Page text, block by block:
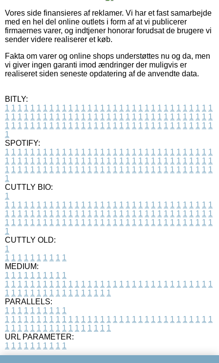
Vores side finansieres af reklamer. Vi har et fast samarbejde
med en hel del online outlets i form af at vi publicerer
firmaernes varer, og indtjener honorar forudsat de brugere vi
sender videre realiserer et køb.
Fakta om varer og online shops understøttes nu og da, men
vi giver ingen garanti imod ændringer der muligvis er
realiseret siden seneste opdatering af de anvendte data.
BITLY:
1 1 1 1 1 1 1 1 1 1 1 1 1 1 1 1 1 1 1 1 1 1 1 1 1 1 1 1 1 1 1 1 1
1 1 1 1 1 1 1 1 1 1 1 1 1 1 1 1 1 1 1 1 1 1 1 1 1 1 1 1 1 1 1 1 1
1 1 1 1 1 1 1 1 1 1 1 1 1 1 1 1 1 1 1 1 1 1 1 1 1 1 1 1 1 1 1 1 1
1
SPOTIFY:
1 1 1 1 1 1 1 1 1 1 1 1 1 1 1 1 1 1 1 1 1 1 1 1 1 1 1 1 1 1 1 1 1
1 1 1 1 1 1 1 1 1 1 1 1 1 1 1 1 1 1 1 1 1 1 1 1 1 1 1 1 1 1 1 1 1
1 1 1 1 1 1 1 1 1 1 1 1 1 1 1 1 1 1 1 1 1 1 1 1 1 1 1 1 1 1 1 1 1
1
CUTTLY BIO:
1
1 1 1 1 1 1 1 1 1 1 1 1 1 1 1 1 1 1 1 1 1 1 1 1 1 1 1 1 1 1 1 1 1
1 1 1 1 1 1 1 1 1 1 1 1 1 1 1 1 1 1 1 1 1 1 1 1 1 1 1 1 1 1 1 1 1
1 1 1 1 1 1 1 1 1 1 1 1 1 1 1 1 1 1 1 1 1 1 1 1 1 1 1 1 1 1 1 1 1
1
CUTTLY OLD:
1
1 1 1 1 1 1 1 1 1 1
MEDIUM:
1 1 1 1 1 1 1 1 1 1
1 1 1 1 1 1 1 1 1 1 1 1 1 1 1 1 1 1 1 1 1 1 1 1 1 1 1 1 1 1 1 1 1
1 1 1 1 1 1 1 1 1 1 1 1 1 1 1 1 1
PARALLELS:
1 1 1 1 1 1 1 1 1 1
1 1 1 1 1 1 1 1 1 1 1 1 1 1 1 1 1 1 1 1 1 1 1 1 1 1 1 1 1 1 1 1 1
1 1 1 1 1 1 1 1 1 1 1 1 1 1 1 1 1
URL PARAMETER:
1 1 1 1 1 1 1 1 1 1